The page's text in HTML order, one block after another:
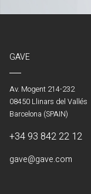
GAVE
Av. Mogent 214-232
08450 Llinars del Vallés
Barcelona (SPAIN)
+34 93 842 22 12
gave@gave.com